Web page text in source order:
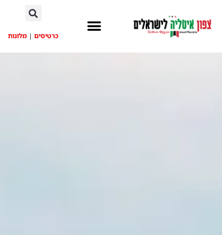
כרטיסים | מלונות